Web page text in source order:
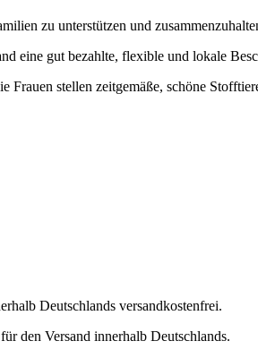
zu unterstützen und
eine gut bezahlte, flexible und lokale
Frauen stellen zeitgemäße, schöne
Deutschlands versandkostenfrei.
den Versand innerhalb Deutschlands.